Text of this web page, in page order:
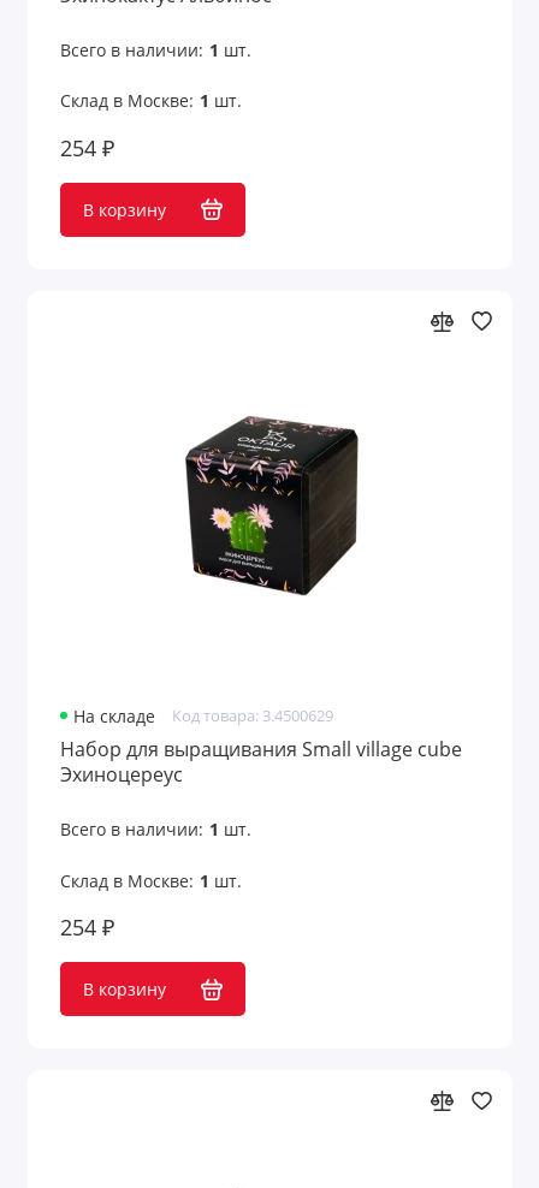
Шкатулки для часов
Шкатулки и подставки
Всего в наличии: 1 шт.
Склад в Москве: 1 шт.
254 ₽
В корзину
На складе Код товара: 3.4500629
Набор для выращивания Small village cube
Эхиноцереус
Всего в наличии: 1 шт.
Склад в Москве: 1 шт.
254 ₽
В корзину